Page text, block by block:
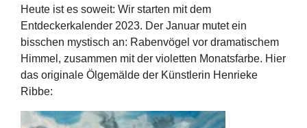
Heute ist es soweit: Wir starten mit dem
Entdeckerkalender 2023. Der Januar mutet ein
bisschen mystisch an: Rabenvögel vor dramatischem
Himmel, zusammen mit der violetten Monatsfarbe. Hier
das originale Ölgemälde der Künstlerin Henrieke
Ribbe: